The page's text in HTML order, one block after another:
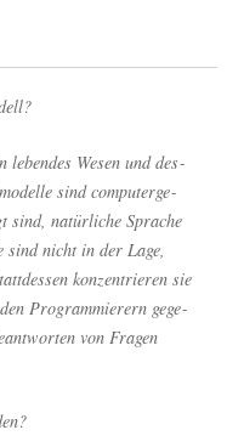
Wesen und des­
sind com­pu­ter­ge­
sind, natür­li­che Spra­che
sind nicht in der Lage,
kon­zen­trie­ren sie
Pro­gram­mie­rern gege­
von Fra­gen